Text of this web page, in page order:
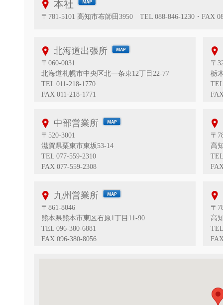
本社
〒781-5101 高知市布師田3950 TEL 088-846-1230・FAX
北海道出張所
〒060-0031
北海道札幌市中央区北一条東12丁目22-77
TEL 011-218-1770
FAX 011-218-1771
〒
栃
中部営業所
〒520-3001
滋賀県栗東市東坂53-14
TEL 077-559-2310
FAX 077-559-2308
〒
高
九州営業所
〒861-8046
熊本県熊本市東区石原1丁目11-90
TEL 096-380-6881
FAX 096-380-8056
〒
高